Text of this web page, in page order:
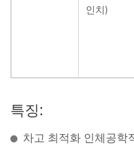
인치)
특징:
차고 최적화 인체공학